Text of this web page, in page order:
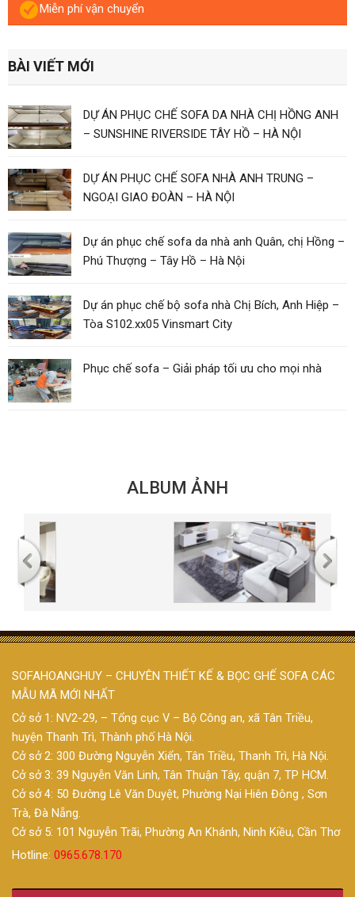
Miễn phí vận chuyển
BÀI VIẾT MỚI
DỰ ÁN PHỤC CHẾ SOFA DA NHÀ CHỊ HỒNG ANH
– SUNSHINE RIVERSIDE TÂY HỒ – HÀ NỘI
DỰ ÁN PHỤC CHẾ SOFA NHÀ ANH TRUNG –
NGOẠI GIAO ĐOÀN – HÀ NỘI
Dự án phục chế sofa da nhà anh Quân, chị Hồng –
Phú Thượng – Tây Hồ – Hà Nội
Dự án phục chế bộ sofa nhà Chị Bích, Anh Hiệp –
Tòa S102.xx05 Vinsmart City
Phục chế sofa – Giải pháp tối ưu cho mọi nhà
ALBUM ẢNH
SOFAHOANGHUY – CHUYÊN THIẾT KẾ & BỌC GHẾ SOFA CÁC
MẪU MÃ MỚI NHẤT
Cở sở 1: NV2-29, – Tổng cục V – Bộ Công an, xã Tân Triều,
huyện Thanh Trì, Thành phố Hà Nội.
Cở sở 2: 300 Đường Nguyễn Xiển, Tân Triều, Thanh Trì, Hà Nội.
Cở sở 3: 39 Nguyễn Văn Linh, Tân Thuận Tây, quận 7, TP HCM.
Cở sở 4: 50 Đường Lê Văn Duyệt, Phường Nại Hiên Đông , Sơn
Trà, Đà Nẵng.
Cở sở 5: 101 Nguyễn Trãi, Phường An Khánh, Ninh Kiều, Cần Thơ
Hotline: 0965.678.170